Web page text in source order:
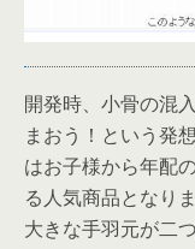
開発時、小骨の混
まおう！という発
はお子様から年配
る人気商品となりま
大きな手羽元が二